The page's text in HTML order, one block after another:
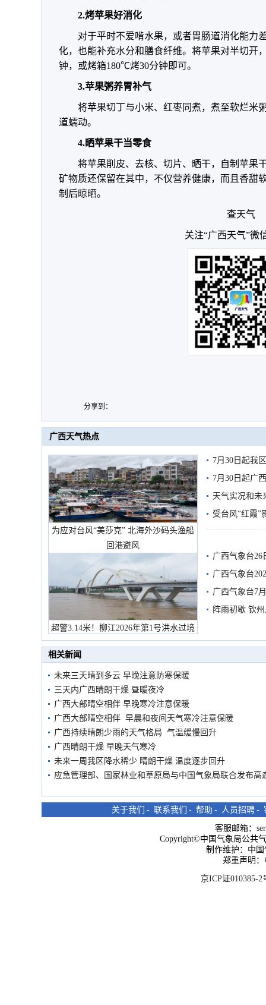
2.烤苹果好消化
对于平时不爱啃水果，或者胃肠道消化能力
化，也能补充水分和膳食纤维。将苹果对半切开
钟，或烤箱180℃烤30分钟即可。
3.苹果粥养胃补气
将苹果切丁与小米、红枣同煮，煮至软烂米
道蠕动。
4.晒苹果干当零食
将苹果削皮、去核、切片、晒干，自制苹果
矿物质还保留在其中，不仅营养健康，而且香甜
制后晾晒。
查天气
关注“广西天气”微
分享到：
广西天气热点
为应对台风“美莎克” 北海外沙码头渔船
回港避风
超警3.14米！柳江2026年第1号洪水过境
市民在堤岸见证汛况
7月30日起我
7月30日起广
天气实况和未
受台风“红霞”
有较强降雨
广西气象台26
广西气象台
预警
广西气象台7
阵雨初歇 钦
相关新闻
未来三天晴到多云 早晚注意防寒保暖
三天内广西晴朗干燥 昼暖夜冷
广西大部晴空相伴 早晚寒冷注意保暖
广西大部晴空相伴 早晨和夜间天气寒冷注意保暖
广西持续晴朗少雨的天气格局 气温缓慢回升
广西晴朗干燥 早晚天气寒冷
未来一周我区降水稀少 晴朗干燥 温度逐步回升
应急管理部、国家林业和草原局与中国气象局联合发布高
关于我们 - 联系我们 - 帮助 - 人员招聘 -
客服邮箱：
Copyright©中国气象局公共
制作维护：中
郑重声明
京ICP证010385-2